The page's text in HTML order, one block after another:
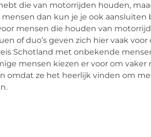
die van motorrijden houden,
dan kun je je ook aansluiten
mensen die houden van
of duo’s geven zich hier vaak
Schotland met onbekende
mensen kiezen er voor om vaker
omdat ze het heerlijk vinden om